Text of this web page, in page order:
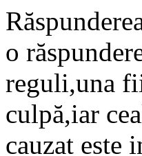
o
reguli,una
culpă,iar
cauzat este